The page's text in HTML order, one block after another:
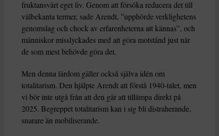
fruktansvärt eget liv. Genom att försöka reducera det till
välbekanta termer, sade Arendt, ”upphörde verklighetens
genomslag och chock av erfarenheterna att kännas”, och
människor misslyckades med att göra motstånd just när
de som mest behövde göra det.
Men denna lärdom gäller också själva idén om
totalitarism. Den hjälpte Arendt att förstå 1940-talet, men
vi bör inte utgå från att den går att tillämpa direkt på
2025. Begreppet totalitarism kan i sig bli distraherande,
snarare än mobiliserande.